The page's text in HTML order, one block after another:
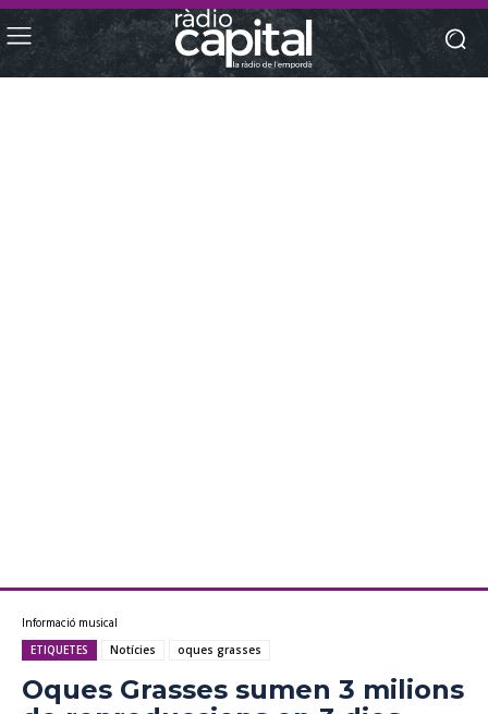
Informació musical
ETIQUETES Notícies oques grasses
Oques Grasses sumen 3 milions